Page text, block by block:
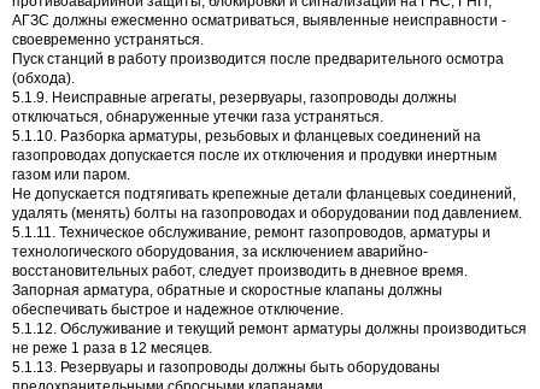
АГЗС должны ежесменно осматриваться, выявленные неисправности -
своевременно устраняться.
Пуск станций в работу производится после предварительного осмотра
(обхода).
5.1.9. Неисправные агрегаты, резервуары, газопроводы должны
отключаться, обнаруженные утечки газа устраняться.
5.1.10. Разборка арматуры, резьбовых и фланцевых соединений на
газопроводах допускается после их отключения и продувки инертным
газом или паром.
Не допускается подтягивать крепежные детали фланцевых соединений,
удалять (менять) болты на газопроводах и оборудовании под давлением.
5.1.11. Техническое обслуживание, ремонт газопроводов, арматуры и
технологического оборудования, за исключением аварийно-
восстановительных работ, следует производить в дневное время.
Запорная арматура, обратные и скоростные клапаны должны
обеспечивать быстрое и надежное отключение.
5.1.12. Обслуживание и текущий ремонт арматуры должны производиться
не реже 1 раза в 12 месяцев.
5.1.13. Резервуары и газопроводы должны быть оборудованы